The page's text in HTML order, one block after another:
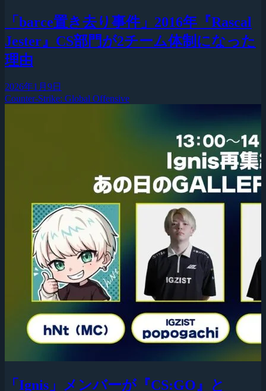
「barce置き去り事件」2016年『Rascal
Jester』CS部門が2チーム体制になった
理由
2026年1月9日
Counter-Strike: Global Offensive
「Ignis」メンバーが『CS:GO』と